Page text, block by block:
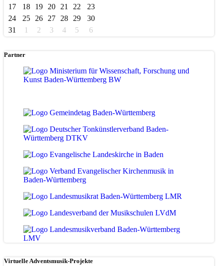
17
18 19 20 21 22
23
24
25 26 27 28 29
30
31
1 2 3 4 5 6
Partner
Virtuelle Adventsmusik-Projekte